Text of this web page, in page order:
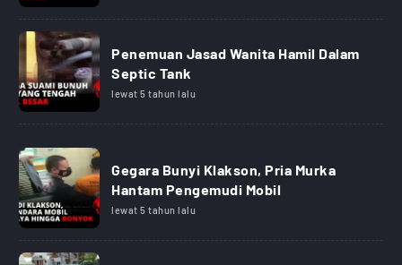
Penemuan Jasad Wanita Hamil Dalam
Septic Tank
lewat 5 tahun lalu
Gegara Bunyi Klakson, Pria Murka
Hantam Pengemudi Mobil
lewat 5 tahun lalu